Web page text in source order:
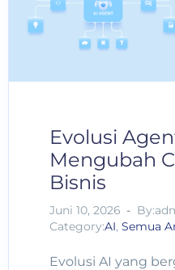
Evolusi
Mengubah
Bisnis
Juni 10, 2026
Category:AI, Semua
Evolusi AI yang